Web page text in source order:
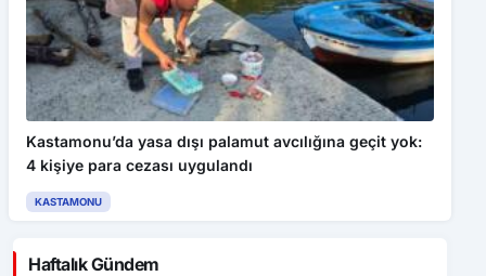
Kastamonu’da yasa dışı palamut avcılığına geçit yok:
4 kişiye para cezası uygulandı
KASTAMONU
Haftalık Gündem